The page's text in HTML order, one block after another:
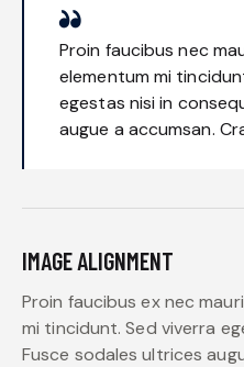
Proin faucibus nec
elementum mi
egestas nisi in
augue a accumsan.
IMAGE ALIGNMENT
Proin faucibus ex nec
mi tincidunt. Sed viverra
Fusce sodales ultrices